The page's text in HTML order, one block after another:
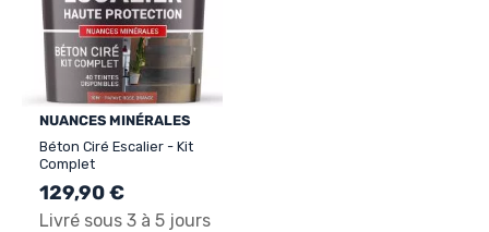
NUANCES MINÉRALES
Béton Ciré Escalier - Kit
Complet
129,90 €
Livré sous 3 à 5 jours